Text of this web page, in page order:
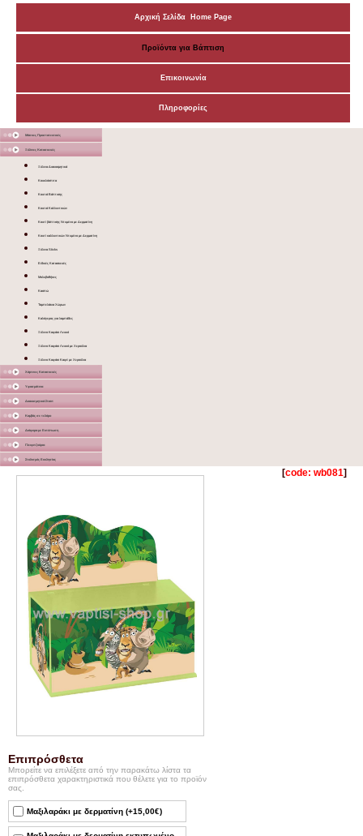
Αρχική Σελίδα Home Page
Προϊόντα για Βάπτιση
Επικοινωνία
Πληροφορίες
Μάσκες Προστατευτικές
Ξύλινες Κατασκευές
Ξύλινα Διακοσμητικά
Κουκλόσπιτα
Κουτιά Βάπτισης
Κουτιά Καλλυντικών
Κουτί βάπτισης Ντυμένο με Δερματίνη
Κουτί καλλυντικών Ντυμένο με Δερματίνη
Ξύλινα Sticks
Ειδικές Κατασκευές
Μολυβοθήκες
Κασπώ
Ταμπελάκια Χώρων
Καλόγερος για λαμπάδες
Ξύλινο Καφάσι Λευκό
Ξύλινο Καφάσι Λευκό με Χερούλια
Ξύλινο Καφάσι Καφέ με Χερούλια
Χάρτινες Κατασκευές
Υφασμάτινα
Διακοσμητικά Σταντ
Καμβάς σε τελάρο
Διάφορα με Εκτύπωση
Γλειφιτζούρια
Στολισμός Εκκλησίας
[code: wb081]
Επιπρόσθετα
Μπορείτε να επιλέξετε από την παρακάτω λίστα τα
επιπρόσθετα χαρακτηριστικά που θέλετε για το προϊόν
σας.
Μαξιλαράκι με δερματίνη (+15,00€)